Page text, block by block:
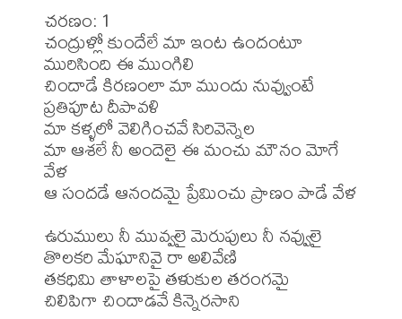
చరణం: 1
చంద్రుళ్లో కుందేలే మా ఇంట ఉందంటూ
మురిసింది ఈ ముంగిలి
చిందాడే కిరణంలా మా ముందు నువ్వుంటే
ప్రతిపూట దీపావళి
మా కళ్ళలో వెలిగించవే సిరివెన్నెల
మా ఆశలే నీ అందెలై ఈ మంచు మౌనం మోగే
వేళ
ఆ సందడే ఆనందమై ప్రేమించు ప్రాణం పాడే వేళ
ఉరుములు నీ మువ్వలై మెరుపులు నీ నవ్వులై
తొలకరి మేఘానివై రా అలివేణి
తకధిమి తాళాలపై తళుకుల తరంగమై
చిలిపిగా చిందాడవే కిన్నెరసాని